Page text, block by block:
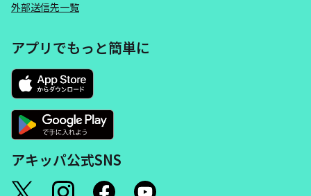
外部送信先一覧
アプリでもっと簡単に
アキッパ公式SNS